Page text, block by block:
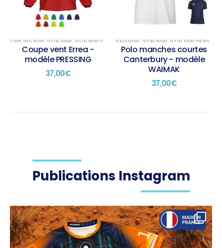
COUPE VENT RUGBY, TEXTILE RUGBY, TEXTILE RUGBY PRÉSENTATION
Coupe vent Errea -
modèle PRESSING
37,00€
peuvent
choisies
page
peuvent
choisies
page
POLOS RUGBY, TEXTILE RUGBY, TEXTILE RUGBY PRÉSENTATION
Polo manches courtes
Canterbury - modèle
WAIMAK
37,00€
Publications Instagram